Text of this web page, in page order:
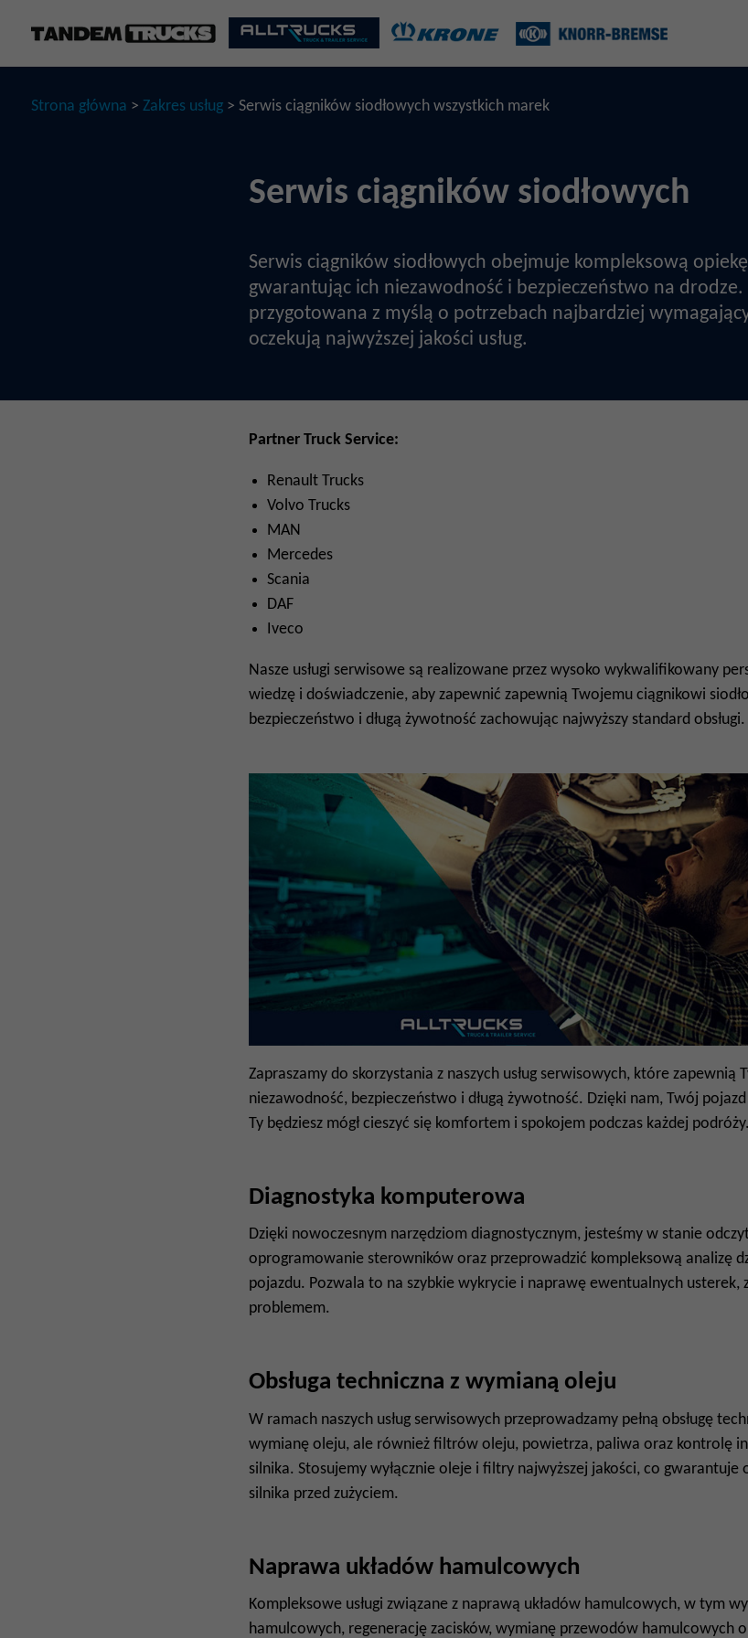
Strona główna > Zakres usług> Serwis ciągników siodłowych wszystkich marek
Serwis ciągników siodłowych
Serwis ciągników siodłowych obejmuje kompleksową
gwarantując ich niezawodność i bezpieczeństwo na drodze.
przygotowana z myślą o potrzebach najbardziej
oczekują najwyższej jakości usług.
Partner Truck Service:
Renault Trucks
Volvo Trucks
MAN
Mercedes
Scania
DAF
Iveco
Nasze usługi serwisowe są realizowane przez wysoko wykwalifikowany
wiedzę i doświadczenie, aby zapewnić zapewnią Twojemu ciągnikowi
bezpieczeństwo i długą żywotność zachowując najwyższy standard obsługi.
Zapraszamy do skorzystania z naszych usług serwisowych, które zapewnią
niezawodność, bezpieczeństwo i długą żywotność. Dzięki nam, Twój
Ty będziesz mógł cieszyć się komfortem i spokojem podczas każdej podróży.
Diagnostyka komputerowa
Dzięki nowoczesnym narzędziom diagnostycznym, jesteśmy w stanie
oprogramowanie sterowników oraz przeprowadzić kompleksową analizę
pojazdu. Pozwala to na szybkie wykrycie i naprawę ewentualnych usterek,
problemem.
Obsługa techniczna z wymianą oleju
W ramach naszych usług serwisowych przeprowadzamy pełną obsługę
wymianę oleju, ale również filtrów oleju, powietrza, paliwa oraz kontrolę
silnika. Stosujemy wyłącznie oleje i filtry najwyższej jakości, co
silnika przed zużyciem.
Naprawa układów hamulcowych
Kompleksowe usługi związane z naprawą układów hamulcowych, w tym
hamulcowych, regenerację zacisków, wymianę przewodów hamulcowych